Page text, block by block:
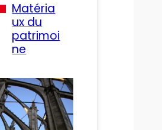
Matéria
ux du
patrimoi
ne